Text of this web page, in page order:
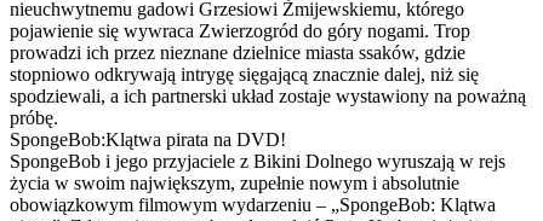
nieuchwytnemu gadowi Grzesiowi Żmijewskiemu, którego
pojawienie się wywraca Zwierzogród do góry nogami. Trop
prowadzi ich przez nieznane dzielnice miasta ssaków, gdzie
stopniowo odkrywają intrygę sięgającą znacznie dalej, niż się
spodziewali, a ich partnerski układ zostaje wystawiony na poważną
próbę.
SpongeBob:Klątwa pirata na DVD!
SpongeBob i jego przyjaciele z Bikini Dolnego wyruszają w rejs
życia w swoim największym, zupełnie nowym i absolutnie
obowiązkowym filmowym wydarzeniu – „SpongeBob: Klątwa